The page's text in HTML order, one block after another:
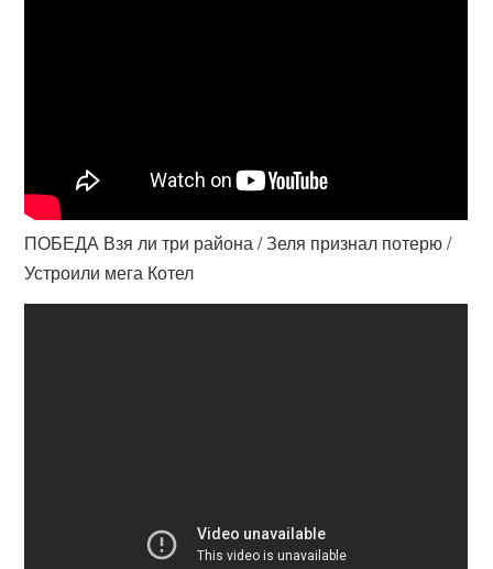
ПОБЕДА Взя ли три района / Зеля признал потерю /
Устроили мега Котел